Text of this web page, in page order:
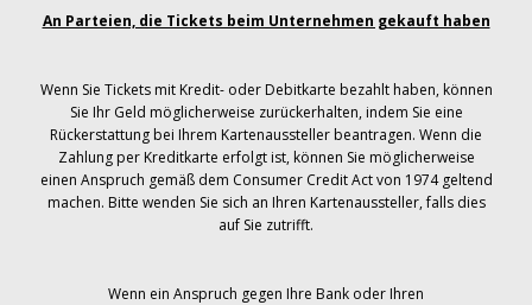
An Parteien, die Tickets beim Unternehmen gekauft haben
Wenn Sie Tickets mit Kredit- oder Debitkarte bezahlt haben, können
Sie Ihr Geld möglicherweise zurückerhalten, indem Sie eine
Rückerstattung bei Ihrem Kartenaussteller beantragen. Wenn die
Zahlung per Kreditkarte erfolgt ist, können Sie möglicherweise
einen Anspruch gemäß dem Consumer Credit Act von 1974 geltend
machen. Bitte wenden Sie sich an Ihren Kartenaussteller, falls dies
auf Sie zutrifft.
Wenn ein Anspruch gegen Ihre Bank oder Ihren